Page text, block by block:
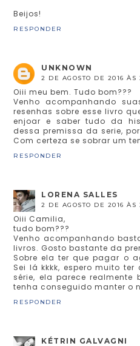
Beijos!
RESPONDER
UNKNOWN
2 DE AGOSTO DE 2016 ÀS
Oiii meu bem. Tudo bom???
Venho acompanhando
resenhas sobre esse livro
enjoar e saber tudo da
dessa premissa da serie,
Com certeza se sobrar um
RESPONDER
LORENA SALLES
2 DE AGOSTO DE 2016 ÀS
Oiii Camilia,
tudo bom???
Venho acompanhando
livros. Gosto bastante da
Sobre ela ter que pagar o
Sei lá kkkk, espero muito
série, ela parece
tenha conseguido manter o
RESPONDER
KÉTRIN GALVAGNI